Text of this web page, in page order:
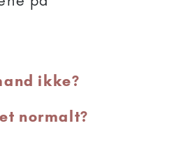
ikke?
normalt?